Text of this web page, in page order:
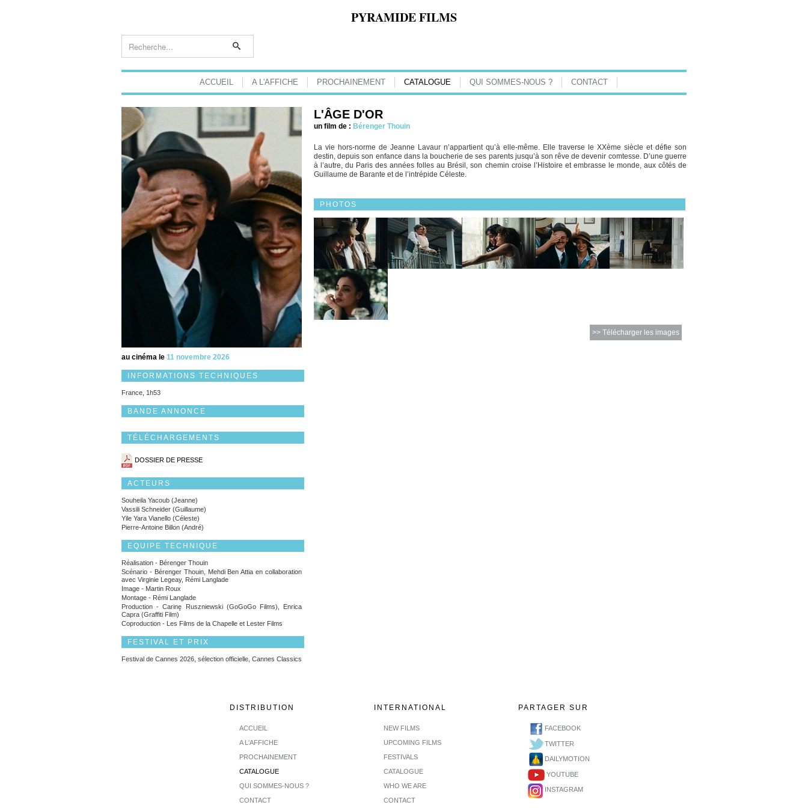
PYRAMIDE FILMS
ACCUEIL A L'AFFICHE PROCHAINEMENT CATALOGUE QUI SOMMES-NOUS ? CONTACT
au cinéma le 11 novembre 2026
INFORMATIONS TECHNIQUES
France, 1h53
BANDE ANNONCE
TÉLÉCHARGEMENTS
DOSSIER DE PRESSE
ACTEURS
Souheila Yacoub (Jeanne)
Vassili Schneider (Guillaume)
Yile Yara Vianello (Céleste)
Pierre-Antoine Billon (André)
EQUIPE TECHNIQUE
Réalisation - Bérenger Thouin
Scénario - Bérenger Thouin, Mehdi Ben Attia en collaboration
avec Virginie Legeay, Rémi Langlade
Image - Martin Roux
Montage - Rémi Langlade
Production - Carinę Ruszniewski (GoGoGo Films), Enrica
Capra (Graffiti Film)
Coproduction - Les Films de la Chapelle et Lester Films
FESTIVAL ET PRIX
Festival de Cannes 2026, sélection officielle, Cannes Classics
L'ÂGE D'OR
un film de : Bérenger Thouin
La vie hors-norme de Jeanne Lavaur n’appartient qu’à elle-même. Elle traverse le XXème siècle et défie son
destin, depuis son enfance dans la boucherie de ses parents jusqu’à son rêve de devenir comtesse. D’une guerre
à l’autre, du Paris des années folles au Brésil, son chemin croise l’Histoire et embrasse le monde, aux côtés de
Guillaume de Barante et de l’intrépide Céleste.
PHOTOS
>> Télécharger les images
DISTRIBUTION
ACCUEIL
A L'AFFICHE
PROCHAINEMENT
CATALOGUE
QUI SOMMES-NOUS ?
CONTACT
INTERNATIONAL
NEW FILMS
UPCOMING FILMS
FESTIVALS
CATALOGUE
WHO WE ARE
CONTACT
PARTAGER SUR
FACEBOOK
TWITTER
DAILYMOTION
YOUTUBE
INSTAGRAM